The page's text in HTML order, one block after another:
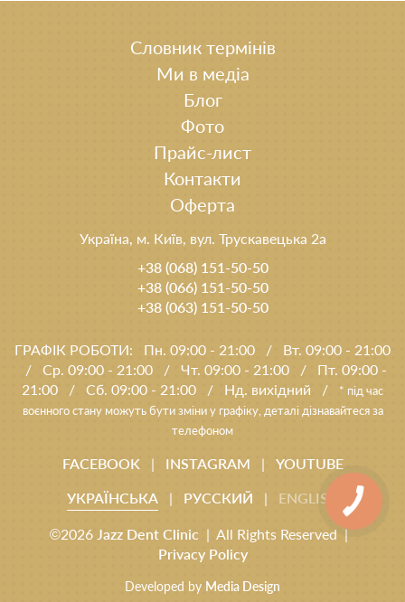
Словник термінів
Ми в медіа
Блог
Фото
Прайс-лист
Контакти
Оферта
Україна, м. Київ, вул. Трускавецька 2а
+38 (068) 151-50-50
+38 (066) 151-50-50
+38 (063) 151-50-50
ГРАФІК РОБОТИ: Пн. 09:00 - 21:00 /
Вт. 09:00 - 21:00
/
Ср. 09:00 - 21:00 / Чт. 09:00 - 21:00 /
Пт. 09:00 -
21:00
/ Сб. 09:00 - 21:00 / Нд. вихідний /
* під час
воєнного стану можуть бути зміни у графіку, деталі дізнавайтеся за
телефоном
FACEBOOK | INSTAGRAM | YOUTUBE
©2026 Jazz Dent Clinic | All Rights Reserved |
Privacy Policy
Developed by Media Design
УКРАЇНСЬКА| РУССКИЙ | ENGLISH